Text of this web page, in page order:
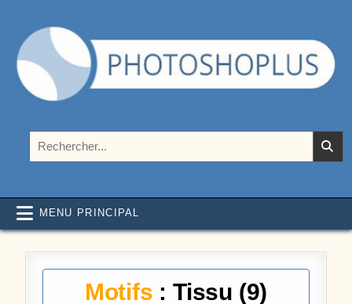
Photoshoplus
MENU PRINCIPAL
Motifs : Tissu (9)